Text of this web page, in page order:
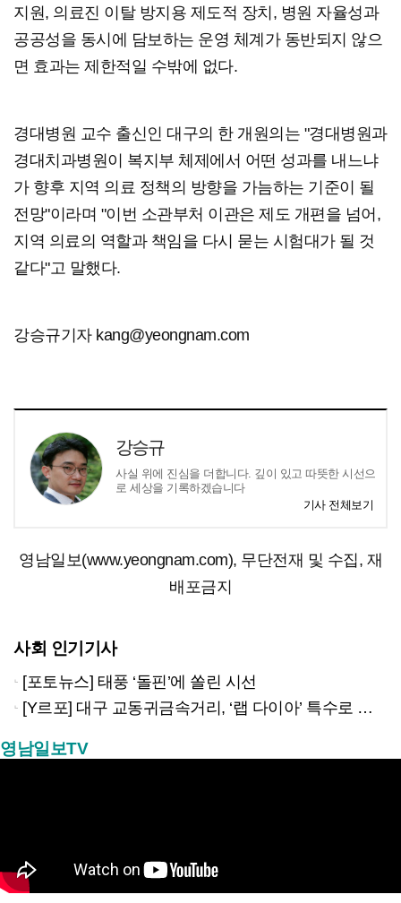
지원, 의료진 이탈 방지용 제도적 장치, 병원 자율성과
공공성을 동시에 담보하는 운영 체계가 동반되지 않으
면 효과는 제한적일 수밖에 없다.
경대병원 교수 출신인 대구의 한 개원의는 "경대병원과
경대치과병원이 복지부 체제에서 어떤 성과를 내느냐
가 향후 지역 의료 정책의 방향을 가늠하는 기준이 될
전망"이라며 "이번 소관부처 이관은 제도 개편을 넘어,
지역 의료의 역할과 책임을 다시 묻는 시험대가 될 것
같다"고 말했다.
강승규기자 kang@yeongnam.com
강승규
사실 위에 진심을 더합니다. 깊이 있고 따뜻한 시선으
로 세상을 기록하겠습니다
기사 전체보기
영남일보(www.yeongnam.com), 무단전재 및 수집, 재
배포금지
사회 인기기사
[포토뉴스] 태풍 ‘돌핀’에 쏠린 시선
[Y르포] 대구 교동귀금속거리, ‘랩 다이아’ 특수로 다시금 활기…“반짝 인기 의존 않는 지속 가능 성장 동력 마련해야”
영남일보TV